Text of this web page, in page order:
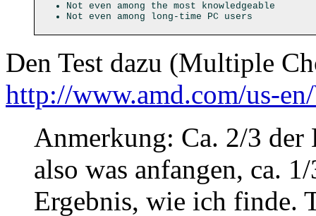
Not even among the most knowledgeable
Not even among long-time PC users
Den Test dazu (Multiple
http://www.amd.com/us-
Anmerkung: Ca. 2/3
also was anfangen, ca.
Ergebnis, wie ich finde.